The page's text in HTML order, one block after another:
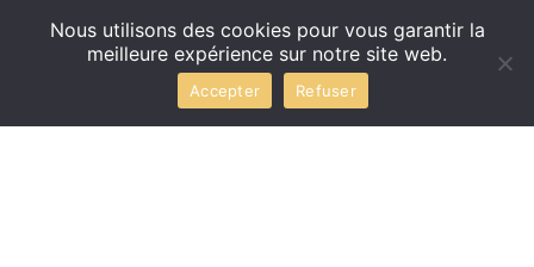
Nous utilisons des cookies pour vous garantir la
meilleure expérience sur notre site web.
Accepter Refuser